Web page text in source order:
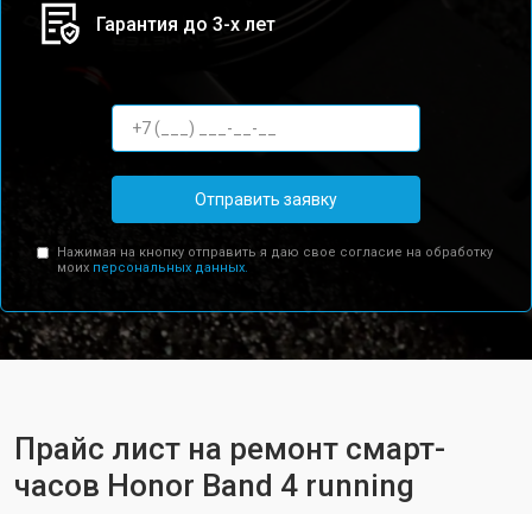
Гарантия до 3-х лет
Отправить заявку
Нажимая на кнопку отправить я даю свое согласие на обработку
моих персональных данных.
Прайс лист на ремонт смарт-
часов Honor Band 4 running